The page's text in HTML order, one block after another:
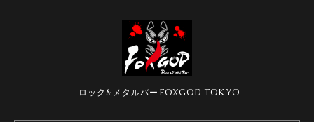
ロック&メタルバーFOXGOD TOKYO